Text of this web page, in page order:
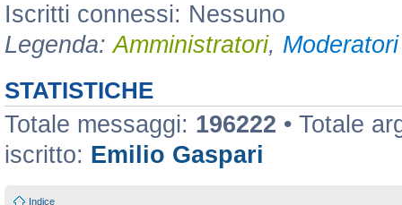
Iscritti connessi: Nessuno
Legenda:Amministratori,
STATISTICHE
Totale messaggi: 196222 • Totale
iscritto: Emilio Gaspari
Indice